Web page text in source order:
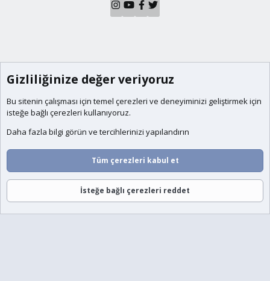
Gizliliğinize değer veriyoruz
Bu sitenin çalışması için temel çerezleri ve deneyiminizi geliştirmek için
isteğe bağlı çerezleri kullanıyoruz.
Daha fazla bilgi görün ve tercihlerinizi yapılandırın
Tüm çerezleri kabul et
İsteğe bağlı çerezleri reddet